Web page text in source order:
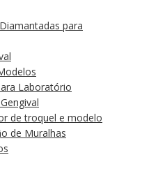
para
Laboratório
de troquel e modelo
de Muralhas